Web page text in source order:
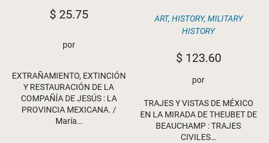
$25.75
por
EXTRAÑAMIENTO, EXTINCIÓN
Y RESTAURACIÓN DE LA
COMPAÑÍA DE JESÚS : LA
PROVINCIA MEXICANA. /
María…
ART, HISTORY, MILITARY
HISTORY
$123.60
por
TRAJES Y VISTAS DE MÉXICO
EN LA MIRADA DE THEUBET DE
BEAUCHAMP : TRAJES
CIVILES…